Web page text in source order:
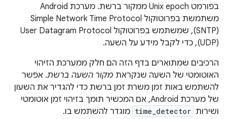
בפורמט Unix epoch ממקור ברשת. מערכת Android
(UDP), כדי לקבל מידע על השעה.
הרכיבים שמתוארים בדף הזה הם חלק ממערכת הזיהוי
האוטומטי של השעה שנקראת מקור השעה ברשת. אפשר
להשתמש באות זמן משרת זמן ברשת כדי להגדיר את השעון
של מערכת Android, אם המכשיר תומך בזיהוי זמן אוטומטי
ושירות time_detector מוגדר להשתמש בו.